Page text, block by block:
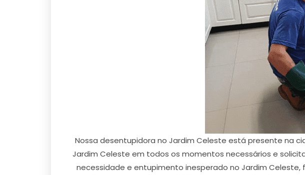
Nossa desentupidora no Jardim Celeste está presente na
Jardim Celeste em todos os momentos necessários e
necessidade e entupimento inesperado no Jardim